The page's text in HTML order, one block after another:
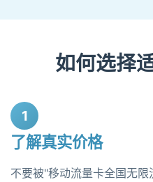
如何选择
1
了解真实价格
不要被"移动流量卡全国无